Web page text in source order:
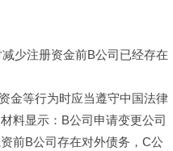
少注册资金前B公司已经存在
等行为时应当遵守中国法律
料显示：B公司申请变更公司
前B公司存在对外债务，C公